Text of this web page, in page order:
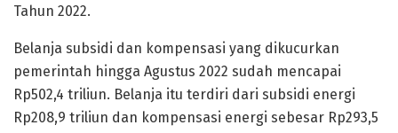
Tahun 2022.
Belanja subsidi dan kompensasi yang dikucurkan
pemerintah hingga Agustus 2022 sudah mencapai
Rp502,4 triliun. Belanja itu terdiri dari subsidi energi
Rp208,9 triliun dan kompensasi energi sebesar Rp293,5